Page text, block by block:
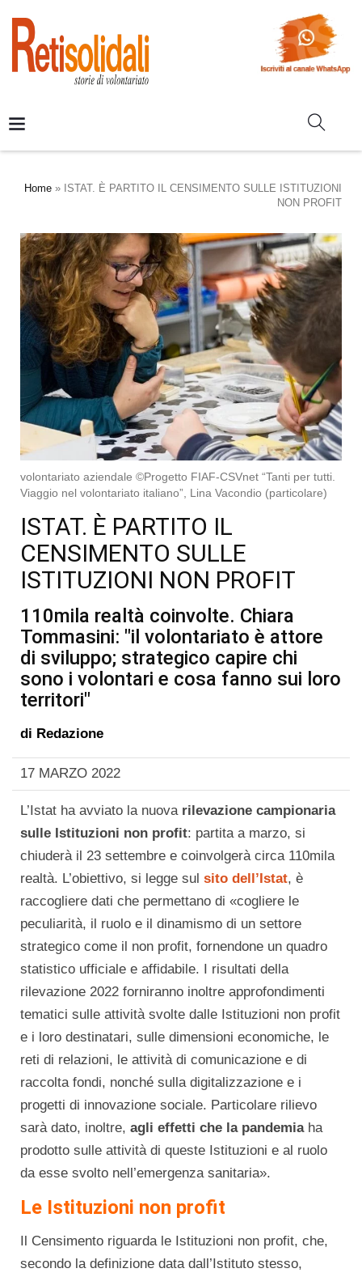
Home » ISTAT. È PARTITO IL CENSIMENTO SULLE ISTITUZIONI
NON PROFIT
volontariato aziendale ©Progetto FIAF-CSVnet “Tanti per tutti.
Viaggio nel volontariato italiano”, Lina Vacondio (particolare)
ISTAT. È PARTITO IL
CENSIMENTO SULLE
ISTITUZIONI NON PROFIT
110mila realtà coinvolte. Chiara
Tommasini: "il volontariato è attore
di sviluppo; strategico capire chi
sono i volontari e cosa fanno sui loro
territori"
di Redazione
17 MARZO 2022
L’Istat ha avviato la nuova rilevazione campionaria
sulle Istituzioni non profit: partita a marzo, si
chiuderà il 23 settembre e coinvolgerà circa 110mila
realtà. L’obiettivo, si legge sul sito dell’Istat, è
raccogliere dati che permettano di «cogliere le
peculiarità, il ruolo e il dinamismo di un settore
strategico come il non profit, fornendone un quadro
statistico ufficiale e affidabile. I risultati della
rilevazione 2022 forniranno inoltre approfondimenti
tematici sulle attività svolte dalle Istituzioni non profit
e i loro destinatari, sulle dimensioni economiche, le
reti di relazioni, le attività di comunicazione e di
raccolta fondi, nonché sulla digitalizzazione e i
progetti di innovazione sociale. Particolare rilievo
sarà dato, inoltre, agli effetti che la pandemiaha
prodotto sulle attività di queste Istituzioni e al ruolo
da esse svolto nell’emergenza sanitaria».
Le Istituzioni non profit
Il Censimento riguarda le Istituzioni non profit, che,
secondo la definizione data dall’Istituto stesso,